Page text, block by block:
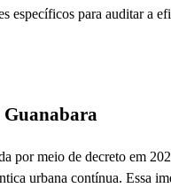
para auditar a
Guanabara
por meio de decreto em
urbana contínua. Essa